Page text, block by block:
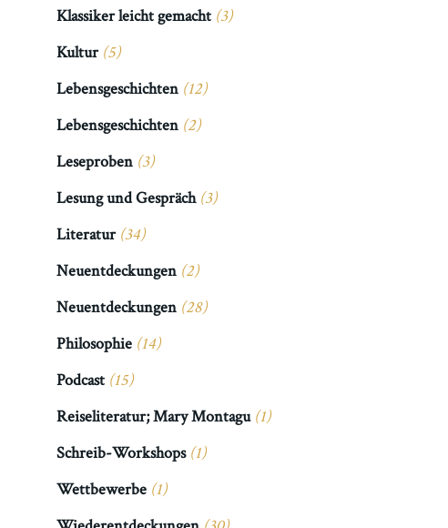
Klassiker leicht gemacht (3)
Kultur(5)
Lebensgeschichten (12)
Lebensgeschichten (2)
Leseproben (3)
Lesung und Gespräch(3)
Literatur(34)
Neuentdeckungen (2)
Neuentdeckungen (28)
Philosophie (14)
Podcast (15)
Reiseliteratur; Mary Montagu(1)
Schreib-Workshops(1)
Wettbewerbe (1)